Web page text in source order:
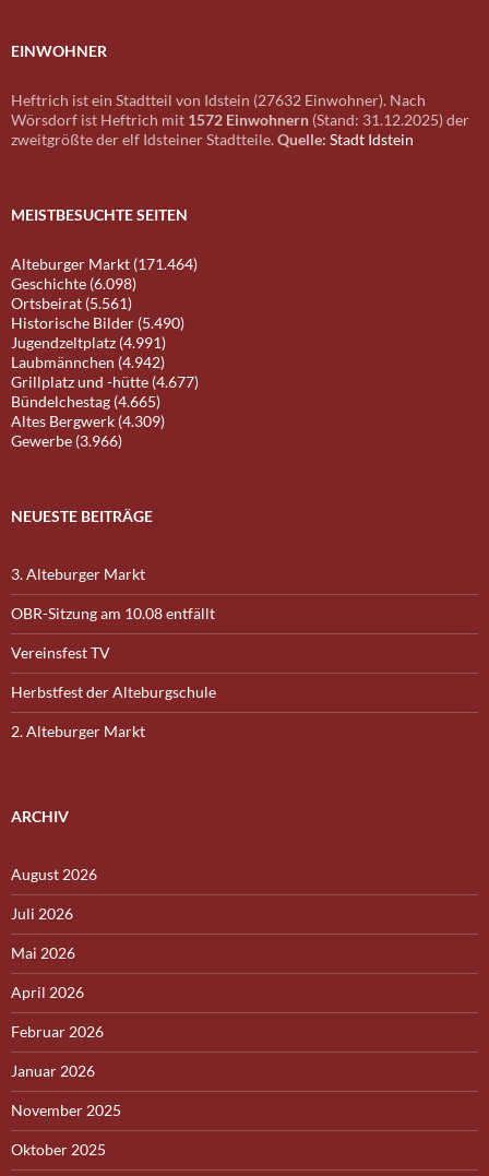
EINWOHNER
Heftrich ist ein Stadtteil von Idstein (27632 Einwohner). Nach
Wörsdorf ist Heftrich mit 1572 Einwohnern (Stand: 31.12.2025) der
zweitgrößte der elf Idsteiner Stadtteile.Quelle: Stadt Idstein
MEISTBESUCHTE SEITEN
Alteburger Markt (171.464)
Geschichte (6.098)
Ortsbeirat (5.561)
Historische Bilder (5.490)
Jugendzeltplatz (4.991)
Laubmännchen (4.942)
Grillplatz und -hütte (4.677)
Bündelchestag (4.665)
Altes Bergwerk (4.309)
Gewerbe (3.966)
NEUESTE BEITRÄGE
3. Alteburger Markt
OBR-Sitzung am 10.08 entfällt
Vereinsfest TV
Herbstfest der Alteburgschule
2. Alteburger Markt
ARCHIV
August 2026
Juli 2026
Mai 2026
April 2026
Februar 2026
Januar 2026
November 2025
Oktober 2025